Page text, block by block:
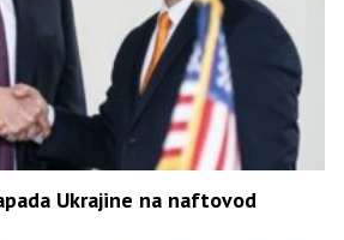
Ukrajine na naftovod